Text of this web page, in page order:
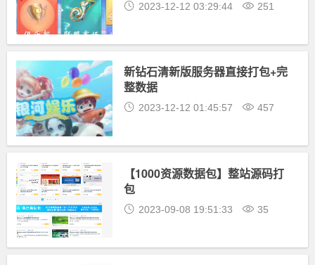
2023-12-12 03:29:44 251
新钻石清新版服务器直接打包+完
整数据
2023-12-12 01:45:57 457
【1000资源数据包】整站源码打
包
2023-09-08 19:51:33 35